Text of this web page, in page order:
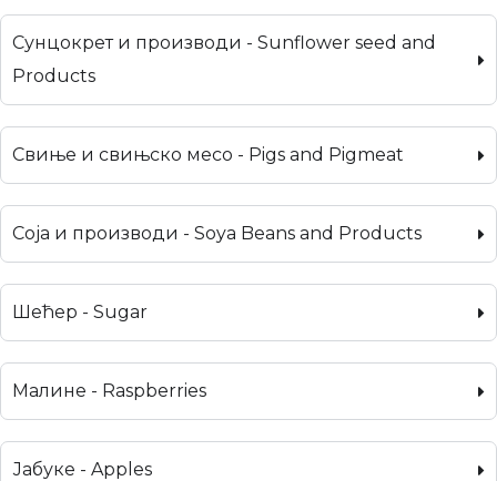
Сунцокрет и производи - Sunflower seed and
Products
Свиње и свињско месо - Pigs and Pigmeat
Соја и производи - Soya Beans and Products
Шећер - Sugar
Малине - Raspberries
Јабуке - Apples